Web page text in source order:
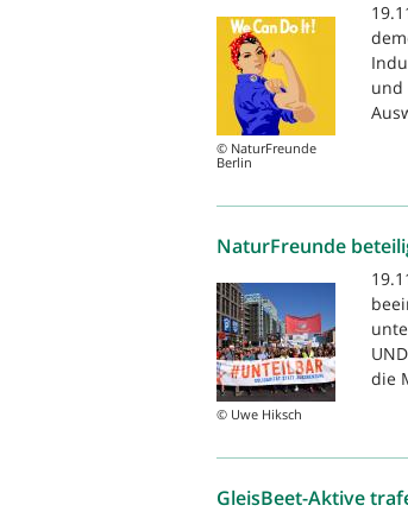
© NaturFreunde
Berlin
und
NaturFreunde
© Uwe Hiksch
die
GleisBeet-Aktive